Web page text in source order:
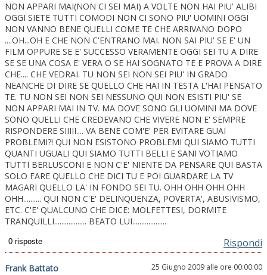
NON APPARI MAI(NON CI SEI MAI) A VOLTE NON HAI PIU' ALIBI
OGGI SIETE TUTTI COMODI NON CI SONO PIU' UOMINI OGGI
NON VANNO BENE QUELLI COME TE CHE ARRIVANO DOPO
....OH...OH E CHE NON C'ENTRANO MAI. NON SAI PIU' SE E' UN
FILM OPPURE SE E' SUCCESSO VERAMENTE OGGI SEI TU A DIRE
SE SE UNA COSA E' VERA O SE HAI SOGNATO TE E PROVA A DIRE
CHE.... CHE VEDRAI. TU NON SEI NON SEI PIU' IN GRADO
NEANCHE DI DIRE SE QUELLO CHE HAI IN TESTA L'HAI PENSATO
TE. TU NON SEI NON SEI NESSUNO QUI NON ESISTI PIU' SE
NON APPARI MAI IN TV. MA DOVE SONO GLI UOMINI MA DOVE
SONO QUELLI CHE CREDEVANO CHE VIVERE NON E' SEMPRE
RISPONDERE SIIIII.... VA BENE COM'E' PER EVITARE GUAI
PROBLEMI?! QUI NON ESISTONO PROBLEMI QUI SIAMO TUTTI
QUANTI UGUALI QUI SIAMO TUTTI BELLI E SANI VOTIAMO
TUTTI BERLUSCONI E NON C'E' NIENTE DA PENSARE QUI BASTA
SOLO FARE QUELLO CHE DICI TU E POI GUARDARE LA TV
MAGARI QUELLO LA' IN FONDO SEI TU. OHH OHH OHH OHH
OHH.......... QUI NON C'E' DELINQUENZA, POVERTA', ABUSIVISMO,
ETC. C'E' QUALCUNO CHE DICE: MOLFETTESI, DORMITE
TRANQUILLI.................. BEATO LUI...................
Rispondi
Frank Battato 25 Giugno 2009 alle ore 00:00:00